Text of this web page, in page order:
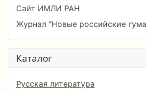
Сайт ИМЛИ РАН
Журнал "Новые российские
Каталог
Русская литература